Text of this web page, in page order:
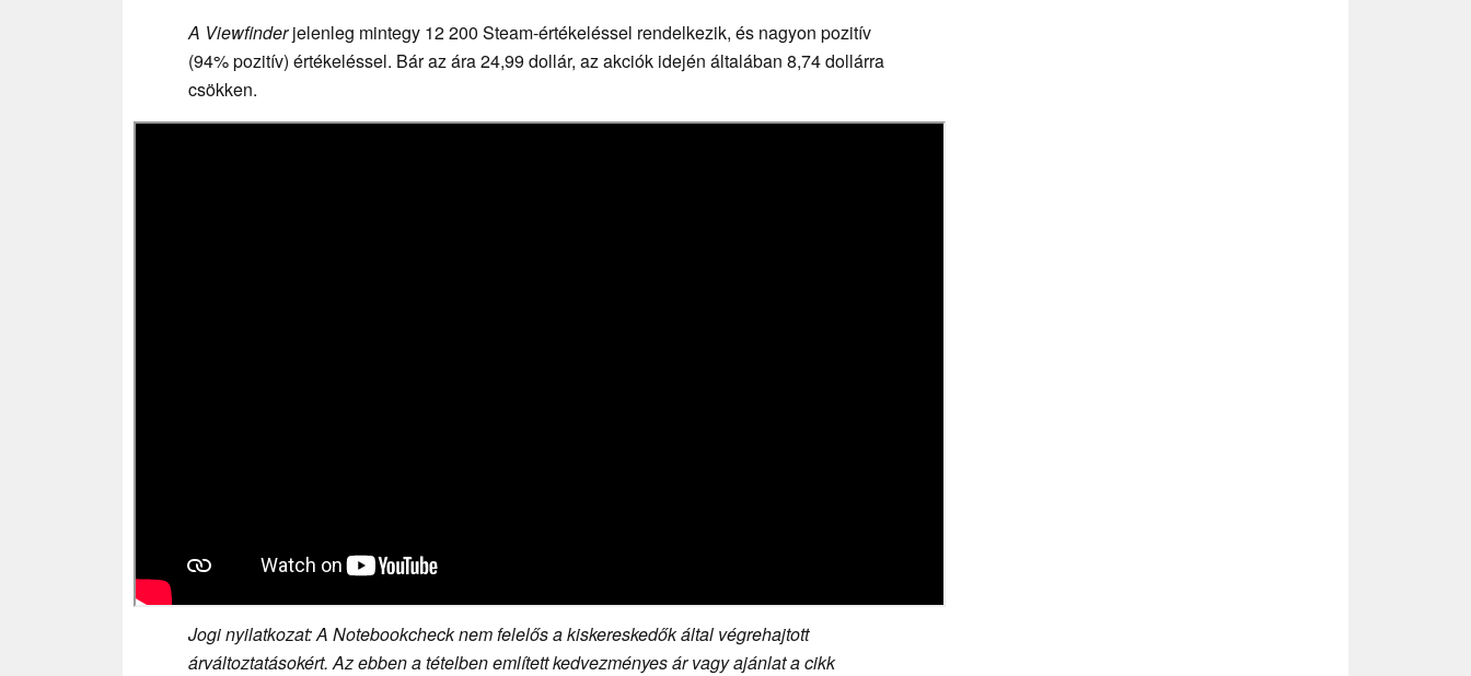
A Viewfinderjelenleg mintegy 12 200 Steam-értékeléssel rendelkezik, és nagyon pozitív
(94% pozitív) értékeléssel. Bár az ára 24,99 dollár, az akciók idején általában 8,74 dollárra
csökken.
Jogi nyilatkozat: A Notebookcheck nem felelős a kiskereskedők által végrehajtott
árváltoztatásokért. Az ebben a tételben említett kedvezményes ár vagy ajánlat a cikk